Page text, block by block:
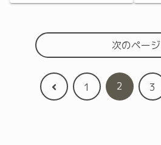
次のページ
前
1 2 3